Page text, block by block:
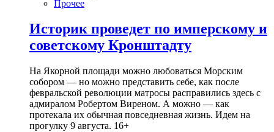
Прочее
Историк проведет по имперскому и
советскому Кронштадту
На Якорной площади можно любоваться Морским
собором — но можно представить себе, как после
февральской революции матросы расправились здесь с
адмиралом Робертом Виреном. А можно — как
протекала их обычная повседневная жизнь. Идем на
прогулку 9 августа. 16+